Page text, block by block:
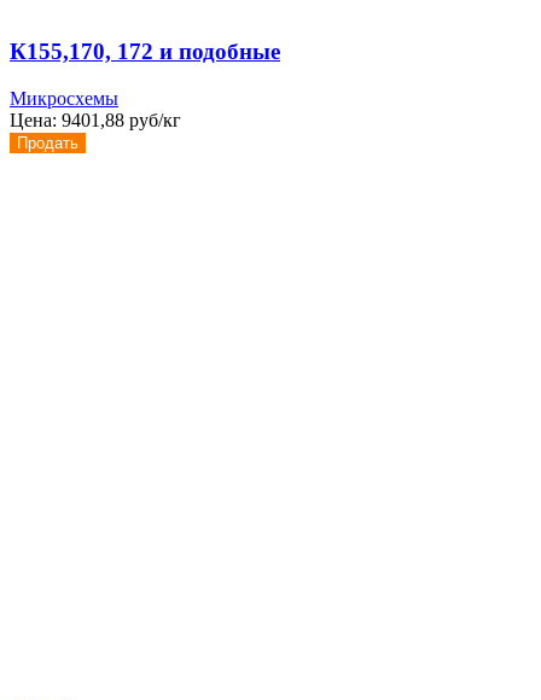
К155,170, 172 и подобные
Микросхемы
Цена: 9401,88 руб/кг
Продать